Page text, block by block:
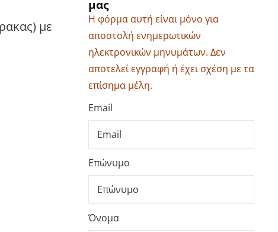
με
μας
Η φόρμα αυτή είναι μόνο για
αποστολή ενημερωτικών
ηλεκτρονικών μηνυμάτων. Δεν
αποτελεί εγγραφή ή έχει σχέση με τα
επίσημα μέλη.
Email
Επώνυμο
Όνομα